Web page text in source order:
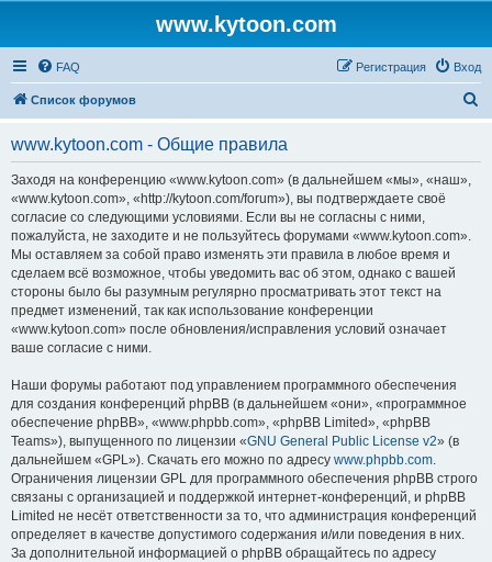
www.kytoon.com
FAQ Вход
Регистрация
Список форумов
www.kytoon.com - Общие правила
Заходя на конференцию «www.kytoon.com» (в дальнейшем «мы», «наш»,
«www.kytoon.com», «http://kytoon.com/forum»), вы подтверждаете своё
согласие со следующими условиями. Если вы не согласны с ними,
пожалуйста, не заходите и не пользуйтесь форумами «www.kytoon.com».
Мы оставляем за собой право изменять эти правила в любое время и
сделаем всё возможное, чтобы уведомить вас об этом, однако с вашей
стороны было бы разумным регулярно просматривать этот текст на
предмет изменений, так как использование конференции
«www.kytoon.com» после обновления/исправления условий означает
ваше согласие с ними.
Наши форумы работают под управлением программного обеспечения
для создания конференций phpBB (в дальнейшем «они», «программное
обеспечение phpBB», «www.phpbb.com», «phpBB Limited», «phpBB
Teams»), выпущенного по лицензии «GNU General Public License v2» (в
дальнейшем «GPL»). Скачать его можно по адресу www.phpbb.com.
Ограничения лицензии GPL для программного обеспечения phpBB строго
связаны с организацией и поддержкой интернет-конференций, и phpBB
Limited не несёт ответственности за то, что администрация конференций
определяет в качестве допустимого содержания и/или поведения в них.
За дополнительной информацией о phpBB обращайтесь по адресу